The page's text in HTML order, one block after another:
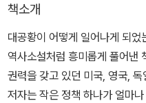
책소개
대공황이 어떻게 일어나게 되
역사소설처럼 흥미롭게 풀어낸
권력을 갖고 있던 미국, 영국,
저자는 작은 정책 하나가 얼마